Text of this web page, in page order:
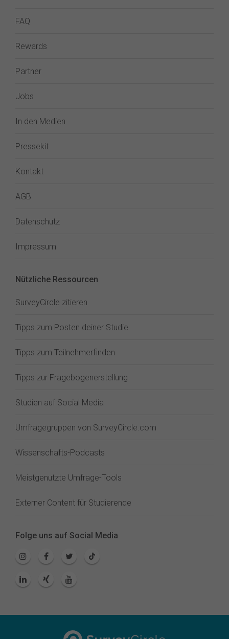
FAQ
Rewards
Partner
Jobs
In den Medien
Pressekit
Kontakt
AGB
Datenschutz
Impressum
Nützliche Ressourcen
SurveyCircle zitieren
Tipps zum Posten deiner Studie
Tipps zum Teilnehmerfinden
Tipps zur Fragebogenerstellung
Studien auf Social Media
Umfragegruppen von SurveyCircle.com
Wissenschafts-Podcasts
Meistgenutzte Umfrage-Tools
Externer Content für Studierende
Folge uns auf Social Media